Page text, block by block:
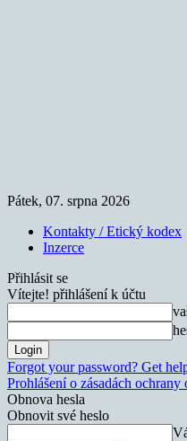
Pátek, 07. srpna 2026
Kontakty / Etický kodex
Inzerce
Přihlásit se
Vítejte! přihlášení k účtu
Forgot your password? Get
Prohlášení o zásadách ochrany
Obnova hesla
Obnovit své heslo